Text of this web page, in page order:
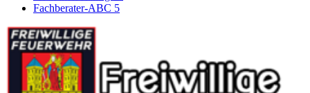
Fachberater-ABC 5